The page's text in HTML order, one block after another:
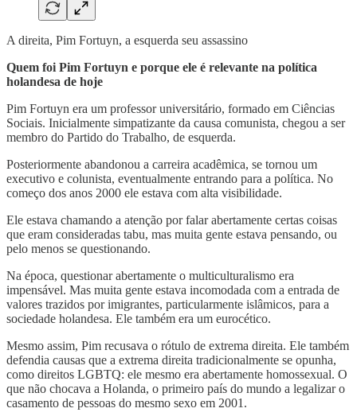
A direita, Pim Fortuyn, a esquerda seu assassino
Quem foi Pim Fortuyn e porque ele é relevante na política
holandesa de hoje
Pim Fortuyn era um professor universitário, formado em Ciências
Sociais. Inicialmente simpatizante da causa comunista, chegou a ser
membro do Partido do Trabalho, de esquerda.
Posteriormente abandonou a carreira acadêmica, se tornou um
executivo e colunista, eventualmente entrando para a política. No
começo dos anos 2000 ele estava com alta visibilidade.
Ele estava chamando a atenção por falar abertamente certas coisas
que eram consideradas tabu, mas muita gente estava pensando, ou
pelo menos se questionando.
Na época, questionar abertamente o multiculturalismo era
impensável. Mas muita gente estava incomodada com a entrada de
valores trazidos por imigrantes, particularmente islâmicos, para a
sociedade holandesa. Ele também era um eurocético.
Mesmo assim, Pim recusava o rótulo de extrema direita. Ele também
defendia causas que a extrema direita tradicionalmente se opunha,
como direitos LGBTQ: ele mesmo era abertamente homossexual. O
que não chocava a Holanda, o primeiro país do mundo a legalizar o
casamento de pessoas do mesmo sexo em 2001.